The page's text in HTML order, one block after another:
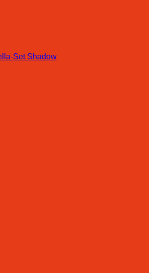
Set Shadow